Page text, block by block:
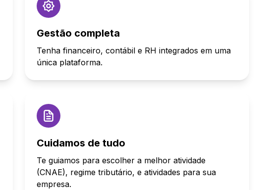
Gestão completa
Tenha financeiro, contábil e RH integrados em uma
única plataforma.
Cuidamos de tudo
Te guiamos para escolher a melhor atividade
(CNAE), regime tributário, e atividades para sua
empresa.